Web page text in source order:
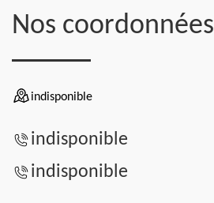
Nos coordonnées
indisponible
indisponible
indisponible